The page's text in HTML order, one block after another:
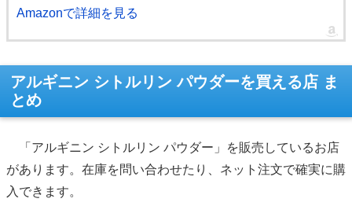
Amazonで詳細を見る
アルギニン シトルリン パウダーを買える店 ま
とめ
「アルギニン シトルリン パウダー」を販売しているお店
があります。在庫を問い合わせたり、ネット注文で確実に購
入できます。